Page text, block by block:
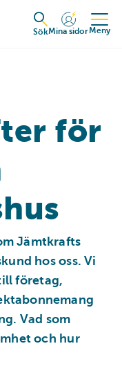
Expandera
SökMina sidorMeny
för
Jämtkrafts
hos oss. Vi
företag,
Vad som
och hur